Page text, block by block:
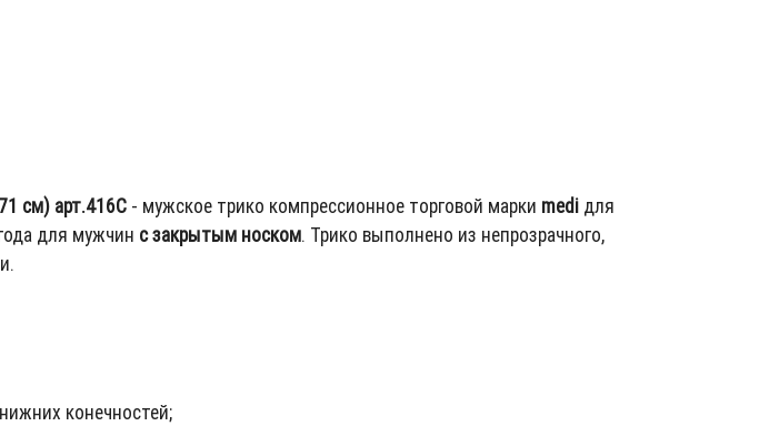
см) арт.416C - мужское трико компрессионное торговой марки medi для
для мужчин с закрытым носком. Трико выполнено из непрозрачного,
конечностей;